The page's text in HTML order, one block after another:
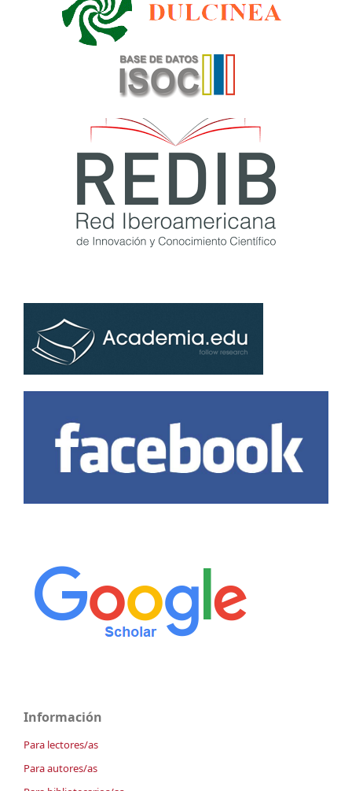
Información
Para lectores/as
Para autores/as